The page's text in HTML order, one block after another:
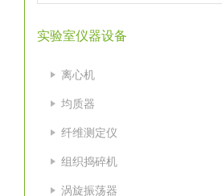
实验室仪器设备
离心机
均质器
纤维测定仪
组织捣碎机
涡旋振荡器